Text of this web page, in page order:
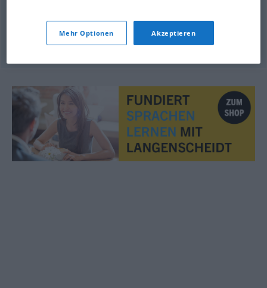
turnusmäßig,wechselnd,wechselhaft,abwechselnd
Mehr Optionen Akzeptieren